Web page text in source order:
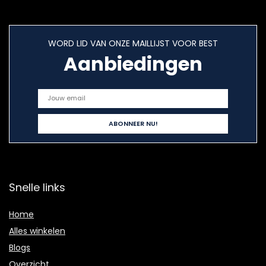
WORD LID VAN ONZE MAILLIJST VOOR BEST
Aanbiedingen
Snelle links
Home
Alles winkelen
Blogs